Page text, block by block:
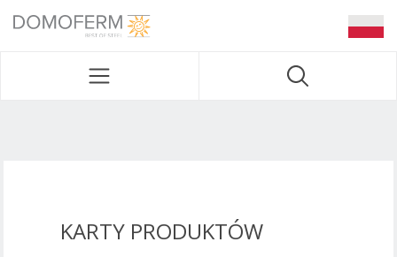
DOMOFERM NAVIGATION
KARTY PRODUKTÓW